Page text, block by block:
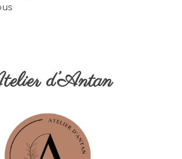
d’Antan